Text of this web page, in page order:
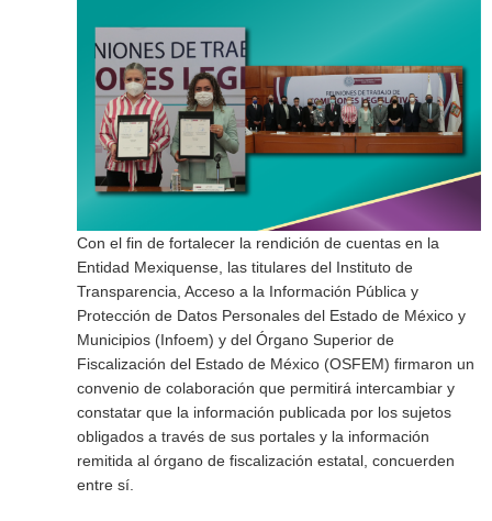
Con el fin de fortalecer la rendición de cuentas en la
Entidad Mexiquense, las titulares del Instituto de
Transparencia, Acceso a la Información Pública y
Protección de Datos Personales del Estado de México y
Municipios (Infoem) y del Órgano Superior de
Fiscalización del Estado de México (OSFEM) firmaron un
convenio de colaboración que permitirá intercambiar y
constatar que la información publicada por los sujetos
obligados a través de sus portales y la información
remitida al órgano de fiscalización estatal, concuerden
entre sí.